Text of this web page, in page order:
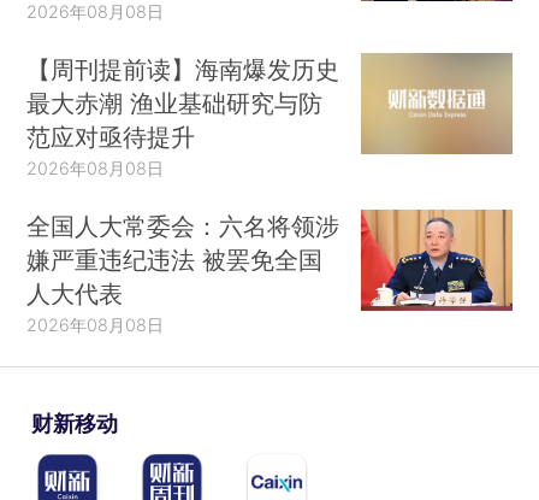
2026年08月08日
【周刊提前读】海南爆发历史
最大赤潮 渔业基础研究与防
范应对亟待提升
2026年08月08日
全国人大常委会：六名将领涉
嫌严重违纪违法 被罢免全国
人大代表
2026年08月08日
财新移动